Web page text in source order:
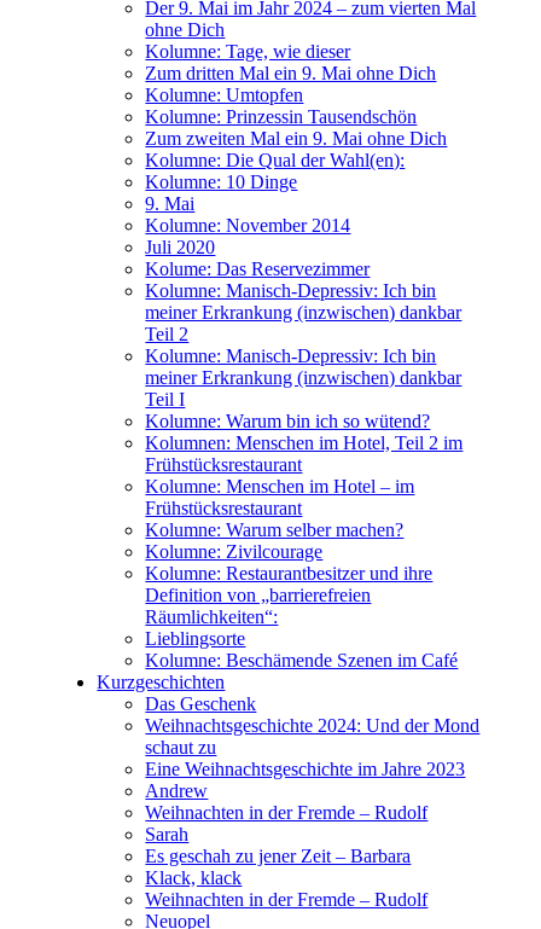
Der 9. Mai im Jahr 2024 – zum vierten Mal
ohne Dich
Kolumne: Tage, wie dieser
Zum dritten Mal ein 9. Mai ohne Dich
Kolumne: Umtopfen
Kolumne: Prinzessin Tausendschön
Zum zweiten Mal ein 9. Mai ohne Dich
Kolumne: Die Qual der Wahl(en):
Kolumne: 10 Dinge
9. Mai
Kolumne: November 2014
Juli 2020
Kolume: Das Reservezimmer
Kolumne: Manisch-Depressiv: Ich bin
meiner Erkrankung (inzwischen) dankbar
Teil 2
Kolumne: Manisch-Depressiv: Ich bin
meiner Erkrankung (inzwischen) dankbar
Teil I
Kolumne: Warum bin ich so wütend?
Kolumnen: Menschen im Hotel, Teil 2 im
Frühstücksrestaurant
Kolumne: Menschen im Hotel – im
Frühstücksrestaurant
Kolumne: Warum selber machen?
Kolumne: Zivilcourage
Kolumne: Restaurantbesitzer und ihre
Definition von „barrierefreien
Räumlichkeiten“:
Lieblingsorte
Kolumne: Beschämende Szenen im Café
Kurzgeschichten
Das Geschenk
Weihnachtsgeschichte 2024: Und der Mond
schaut zu
Eine Weihnachtsgeschichte im Jahre 2023
Andrew
Weihnachten in der Fremde – Rudolf
Sarah
Es geschah zu jener Zeit – Barbara
Klack, klack
Weihnachten in der Fremde – Rudolf
Neuopel